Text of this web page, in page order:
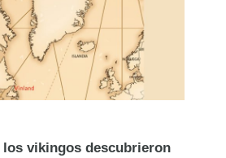
los vikingos descubrieron